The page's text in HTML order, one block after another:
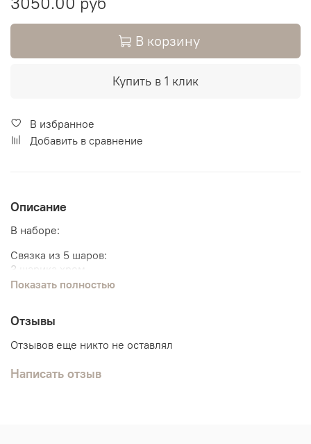
В корзину
Купить в 1 клик
В избранное
Добавить в сравнение
Описание
В наборе:
Связка из 5 шаров:
3 шарика хром
2 с конфетти
Показать полностью
Отзывы
Отзывов еще никто не оставлял
Написать отзыв